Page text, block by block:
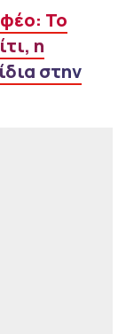
Το
η
στην